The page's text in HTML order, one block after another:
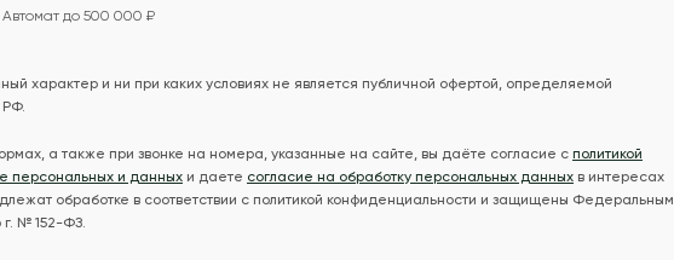
Автомат до 500 000 ₽
характер и ни при каких условиях не является публичной офертой, определяемой
РФ.
а также при звонке на номера, указанные на сайте, вы даёте согласие с политикой
персональных и данных и даете согласие на обработку персональных данных в интересах
обработке в соответствии с политикой конфиденциальности и защищены Федеральным
№ 152-ФЗ.